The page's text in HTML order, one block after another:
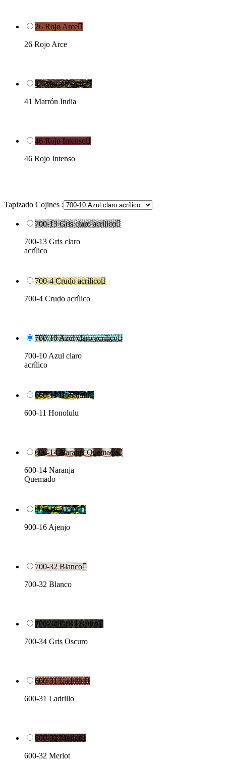
26 Rojo Arce
26 Rojo Arce
41 Marrón India
41 Marrón India
46 Rojo Intenso
46 Rojo Intenso
Tapizado Cojines :
700-13 Gris claro acrílico
700-13 Gris claro
acrílico
700-4 Crudo acrílico
700-4 Crudo acrílico
700-10 Azul claro acrílico
700-10 Azul claro
acrílico
600-11 Honolulu
600-11 Honolulu
600-14 Naranja Quemado
600-14 Naranja
Quemado
900-16 Ajenjo
900-16 Ajenjo
700-32 Blanco
700-32 Blanco
700-34 Gris Oscuro
700-34 Gris Oscuro
600-31 Ladrillo
600-31 Ladrillo
600-32 Merlot
600-32 Merlot